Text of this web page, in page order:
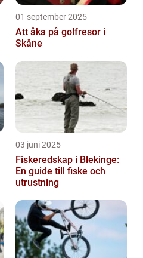
01 september 2025
Att åka på golfresor i
Skåne
03 juni 2025
Fiskeredskap i Blekinge:
En guide till fiske och
utrustning